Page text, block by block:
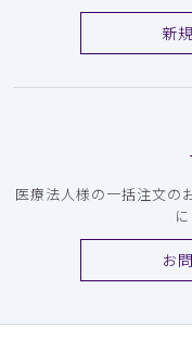
新
医療法人様の一括注文の
お